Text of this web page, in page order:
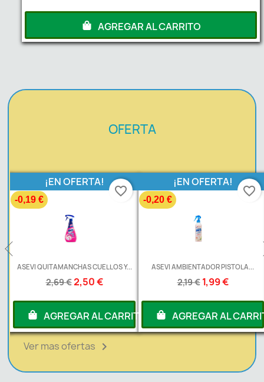
AGREGAR AL CARRITO
OFERTA
ASEVI QUITAMANCHAS CUELLOS Y...
2,69 €2,50 €
¡EN OFERTA!
-0,19 €
AGREGAR AL CARRITO
favorite_border
ASEVI AMBIENTADOR PISTOLA...
2,19 € 1,99 €
¡EN OFERTA!
-0,20 €
AGREGAR AL
favorite_border
Ver mas ofertas 